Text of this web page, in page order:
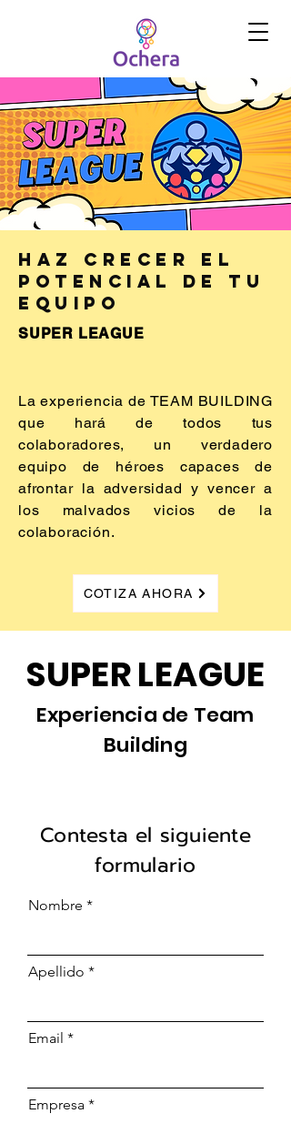
HAZ CRECER EL
POTENCIAL DE TU
EQUIPO
SUPER LEAGUE
La experiencia de TEAM BUILDING
que hará de todos tus
colaboradores, un verdadero
equipo de héroes capaces de
afrontar la adversidad y vencer a
los malvados vicios de la
colaboración.
COTIZA AHORA
SUPER LEAGUE
Experiencia de Team
Building
Contesta el siguiente
formulario
Nombre
Apellido
Email
Empresa